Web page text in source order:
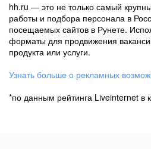
hh.ru — это не только самый
работы и подбора персонала в
посещаемых сайтов в Рунете.
форматы для продвижения
продукта или услуги.
Узнать больше о рекламных
*по данным рейтинга Liveinternet в